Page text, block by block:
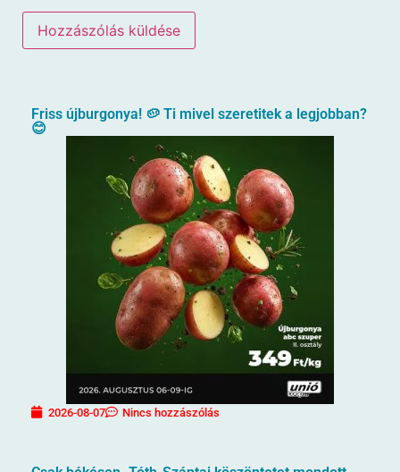
Friss újburgonya! 🥔 Ti mivel szeretitek a legjobban?
😊
2026-08-07 Nincs hozzászólás